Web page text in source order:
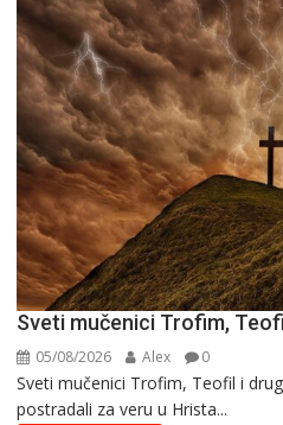
Sveti mučenici Trofim,
05/08/2026 Alex 0
Sveti mučenici Trofim, Teofil i
postradali za veru u Hrista...